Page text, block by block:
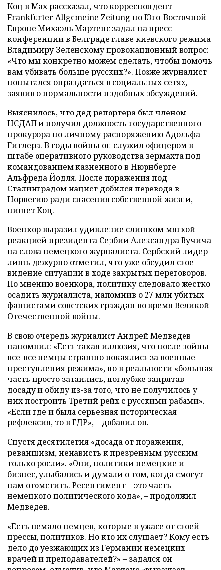
Коц в Махрассказал, что корреспондент
Frankfurter Allgemeine Zeitung по Юго-Восточной
Европе Михаэль Мартенс задал на пресс-
конференции в Белграде главе киевского режима
Владимиру Зеленскому провокационный вопрос:
«Что мы конкретно можем сделать, чтобы помочь
вам убивать больше русских?». Позже журналист
попытался оправдаться в социальных сетях,
заявив о нормальности подобных обсуждений.
Выяснилось, что дед репортера был членом
НСДАП и получил должность государственного
прокурора по личному распоряжению Адольфа
Гитлера. В годы войны он служил офицером в
штабе оперативного руководства вермахта под
командованием казненного в Нюрнберге
Альфреда Йодля. После поражения под
Сталинградом нацист добился перевода в
Норвегию ради спасения собственной жизни,
пишет Коц.
Военкор выразил удивление слишком мягкой
реакцией президента Сербии Александра Вучича
на слова немецкого журналиста. Сербский лидер
лишь дежурно отметил, что уже обсудил свое
видение ситуации в ходе закрытых переговоров.
По мнению военкора, политику следовало жестко
осадить журналиста, напомнив о 27 млн убитых
фашистами советских граждан во время Великой
Отечественной войны.
В свою очередь журналист Андрей Медведев
напомнил: «Есть такая иллюзия, что после войны
все-все немцы страшно покаялись за военные
преступления режима», но в реальности «большая
часть просто затаились, поглубже запрятав
досаду и обиду из-за того, что не получилось у
них построить Третий рейх с русскими рабами».
«Если где и была серьезная историческая
рефлексия, то в ГДР», – добавил он.
Спустя десятилетия «досада от поражения,
реваншизм, ненависть к презренным русским
только росли». «Они, политики немецкие и
бизнес, улыбались и думали о том, когда смогут
нам отомстить. Ресентимент – это часть
немецкого политического кода», – продолжил
Медведев.
«Есть немало немцев, которые в ужасе от своей
прессы, политиков. Но кто их слушает? Кому есть
дело до уезжающих из Германии немецких
врачей и преподавателей?» – задался он